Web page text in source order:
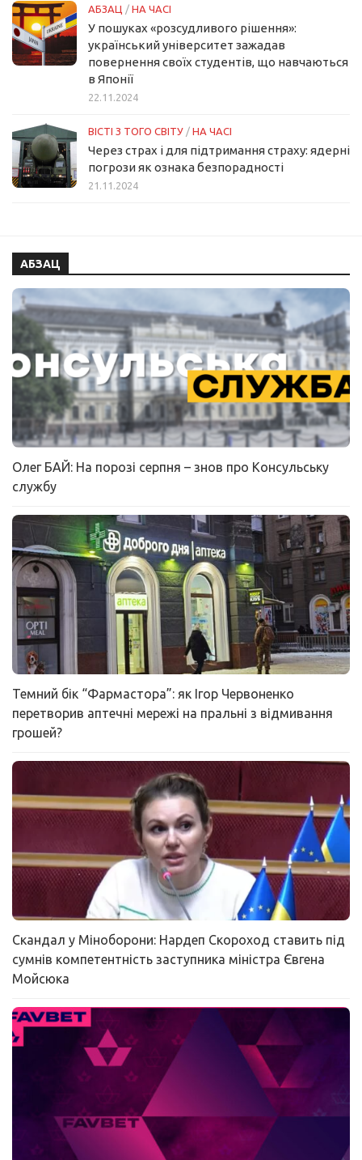
АБЗАЦ / НА ЧАСІ
У пошуках «розсудливого рішення»:
український університет зажадав
повернення своїх студентів, що навчаються
в Японії
22.11.2024
ВІСТІ З ТОГО СВІТУ / НА ЧАСІ
Через страх і для підтримання страху: ядерні
погрози як ознака безпорадності
21.11.2024
АБЗАЦ
Олег БАЙ: На порозі серпня – знов про Консульську
службу
Темний бік “Фармастора”: як Ігор Червоненко
перетворив аптечні мережі на пральні з відмивання
грошей?
Скандал у Міноборони: Нардеп Скороход ставить під
сумнів компетентність заступника міністра Євгена
Мойсюка